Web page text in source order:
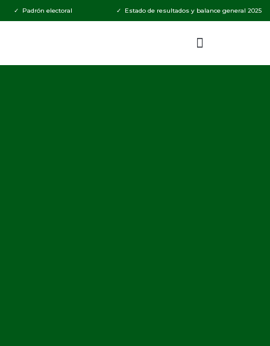
✓ Padrón electoral ✓ Estado de resultados y balance general 2025